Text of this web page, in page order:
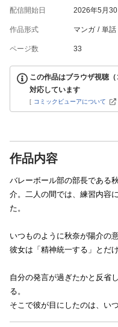
配信開始日 2026年5月30
作品形式 マンガ 単話
ページ数 33
この作品はブラウザ視聴
対応しています
[ コミックビューアについて
作品内容
バレーボール部の部長である
介。二人の間では、練習内容
た。
いつものように秋奈が陽介の
彼女は「精神統一する」とだ
自分の発言が過ぎたかと反省
る。
そこで彼が目にしたのは、い